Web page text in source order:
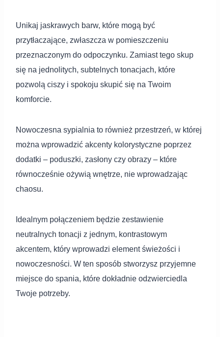
Unikaj jaskrawych barw, które mogą być
przytłaczające, zwłaszcza w pomieszczeniu
przeznaczonym do odpoczynku. Zamiast tego skup
się na jednolitych, subtelnych tonacjach, które
pozwolą ciszy i spokoju skupić się na Twoim
komforcie.
Nowoczesna sypialnia to również przestrzeń, w której
można wprowadzić akcenty kolorystyczne poprzez
dodatki – poduszki, zasłony czy obrazy – które
równocześnie ożywią wnętrze, nie wprowadzając
chaosu.
Idealnym połączeniem będzie zestawienie
neutralnych tonacji z jednym, kontrastowym
akcentem, który wprowadzi element świeżości i
nowoczesności. W ten sposób stworzysz przyjemne
miejsce do spania, które dokładnie odzwierciedla
Twoje potrzeby.